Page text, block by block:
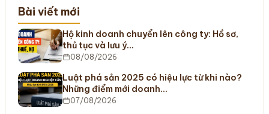
Bài viết mới
Hộ kinh doanh chuyển lên công ty: Hồ sơ,
thủ tục và lưu ý…
08/08/2026
Luật phá sản 2025 có hiệu lực từ khi nào?
Những điểm mới doanh…
07/08/2026